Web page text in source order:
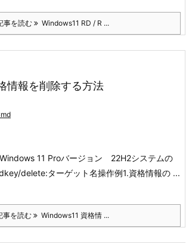
事を読む Windows11 RD / R ...
情報を削除する方法
11 Proバージョン 22H2システムの
delete:ターゲット名操作例1.資格情報の ...
事を読む Windows11 資格情 ...